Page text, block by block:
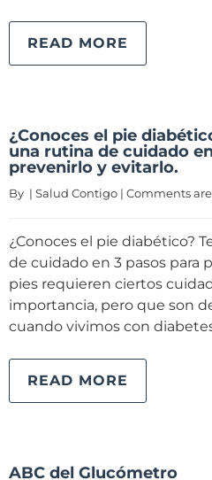
READ MORE
¿Conoces el pie
una rutina de cuidado
prevenirlo y evitarlo.
By | Salud Contigo | Comments
¿Conoces el pie diabético?
de cuidado en 3 pasos para
pies requieren ciertos
importancia, pero que son
cuando vivimos con
READ MORE
ABC del Glucómetro